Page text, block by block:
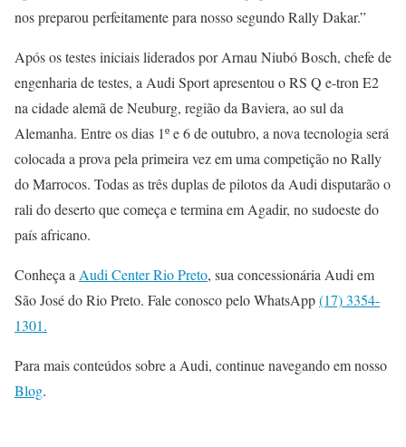
nos preparou perfeitamente para nosso segundo Rally Dakar.”
Após os testes iniciais liderados por Arnau Niubó Bosch, chefe de
engenharia de testes, a Audi Sport apresentou o RS Q e-tron E2
na cidade alemã de Neuburg, região da Baviera, ao sul da
Alemanha. Entre os dias 1º e 6 de outubro, a nova tecnologia será
colocada a prova pela primeira vez em uma competição no Rally
do Marrocos. Todas as três duplas de pilotos da Audi disputarão o
rali do deserto que começa e termina em Agadir, no sudoeste do
país africano.
Conheça a Audi Center Rio Preto, sua concessionária Audi em
São José do Rio Preto. Fale conosco pelo WhatsApp(17) 3354-
1301.
Para mais conteúdos sobre a Audi, continue navegando em nosso
Blog.